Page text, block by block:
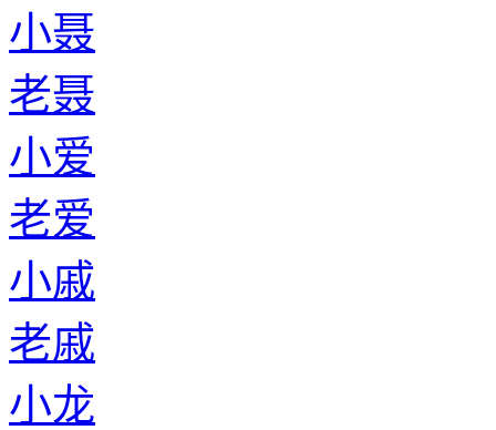
小聂
老聂
小爱
老爱
小戚
老戚
小龙